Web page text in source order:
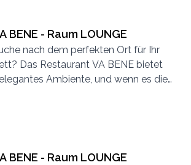
BENE - Raum LOUNGE
nach dem perfekten Ort für Ihr
Das Restaurant VA BENE bietet
Ambiente, und wenn es die
auch auf der wunderschönen und
Die Kapazitäten reichen bis
BENE - Raum LOUNGE